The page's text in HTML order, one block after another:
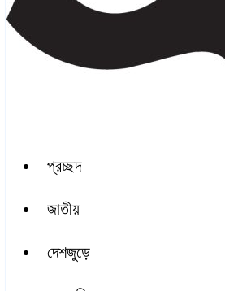
প্রচ্ছদ
জাতীয়
দেশজুড়ে